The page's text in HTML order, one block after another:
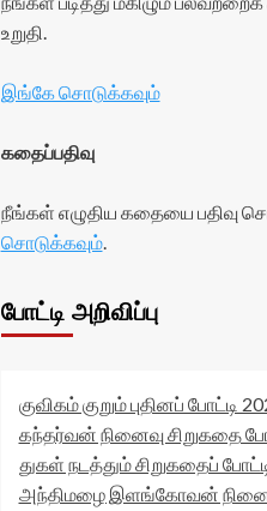
உறுதி.
இங்கே சொடுக்கவும்
கதைப்பதிவு
நீங்கள் எழுதிய கதையை பதிவு
சொடுக்கவும்.
போட்டி அறிவிப்பு
குவிகம் குறும் புதினப் போட்டி
கந்தர்வன் நினைவு சிறுகதை
துகள் நடத்தும் சிறுகதைப்
அந்திமழை இளங்கோவன்